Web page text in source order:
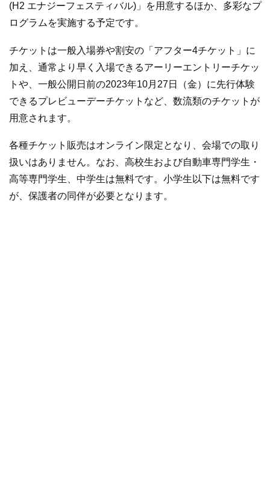
(H2 エナジーフェスティバル)」を用意するほか、多彩なプ
ログラムを実施する予定です。
チケットは一般入場券や割安の「アフター4チケット」に
加え、通常より早く入場できるアーリーエントリーチケッ
トや、一般公開日前の2023年10月27日（金）に先行体験
できるプレビューデーチケットなど、数流類のチケットが
用意されます。
各種チケット販売はオンライン限定となり、会場での取り
扱いはありません。なお、高校生および自動車専門学生・
高等専門学生、中学生は無料です。小学生以下は無料です
が、保護者の同伴が必要となります。